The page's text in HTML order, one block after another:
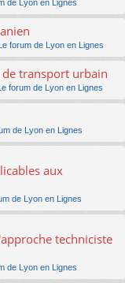
de Lyon en Lignes
Le forum de Lyon en Lignes
de transport urbain
Le forum de Lyon en Lignes
de Lyon en Lignes
aux
de Lyon en Lignes
techniciste
de Lyon en Lignes